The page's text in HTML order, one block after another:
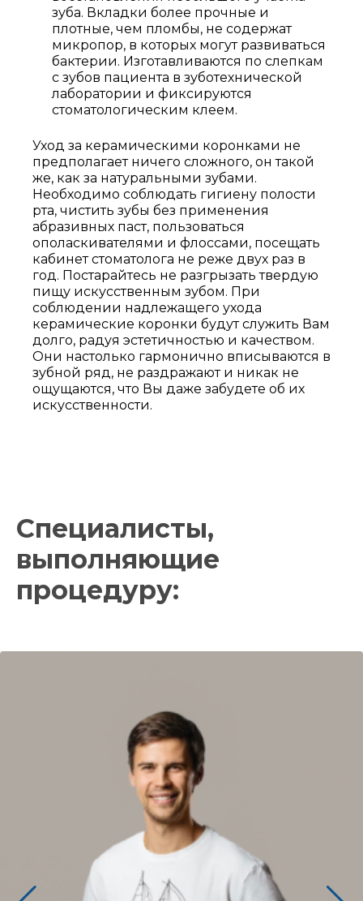
Выберите
клинику:
Выберите
врача:
Дата и
время
Если Вам нужна
срочная запись на
прием, поставьте
галочку здесь
Нажимая кнопку «Записаться на
приём» вы подтверждаете, что
принимаете
политику
конфиденциальности
зуба. Вкладки более прочные и
плотные, чем пломбы, не содержат
микропор, в которых могут развиваться
бактерии. Изготавливаются по слепкам
с зубов пациента в зуботехнической
лаборатории и фиксируются
стоматологическим клеем.
Уход за керамическими коронками не
предполагает ничего сложного, он такой
же, как за натуральными зубами.
Необходимо соблюдать гигиену полости
рта, чистить зубы без применения
абразивных паст, пользоваться
ополаскивателями и флоссами, посещать
кабинет стоматолога не реже двух раз в
год. Постарайтесь не разгрызать твердую
пищу искусственным зубом. При
соблюдении надлежащего ухода
керамические коронки будут служить Вам
долго, радуя эстетичностью и качеством.
Они настолько гармонично вписываются в
зубной ряд, не раздражают и никак не
ощущаются, что Вы даже забудете об их
искусственности.
Специалисты,
выполняющие
процедуру: